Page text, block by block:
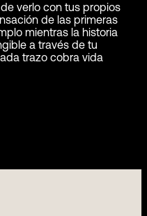
verlo con tus propios
de las primeras
mientras la historia
a través de tu
trazo cobra vida